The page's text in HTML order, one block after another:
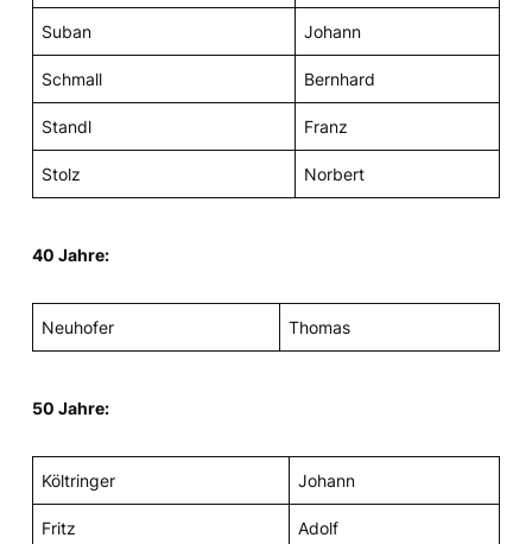
Suban Johann
Schmall Bernhard
Standl Franz
Stolz Norbert
40 Jahre:
Neuhofer Thomas
50 Jahre:
Költringer Johann
Fritz Adolf